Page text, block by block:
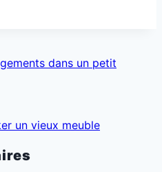
dans un petit
un vieux meuble